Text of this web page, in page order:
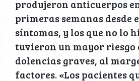
produjeron anticuerpos
primeras semanas desde
síntomas, y los que no lo
tuvieron un mayor riesgo
dolencias graves, al
factores. «Los pacientes